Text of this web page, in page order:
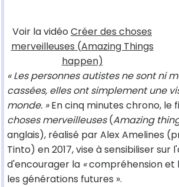
Voir la vidéo Créer des choses
merveilleuses (Amazing Things
happen)
« Les personnes autistes ne sont ni
cassées, elles ont simplement une
monde. »En cinq minutes chrono, le
choses merveilleuses(Amazing
anglais), réalisé par Alex Amelines
Tinto) en 2017, vise à sensibiliser sur
d'encourager la «compréhension et
les générations futures ».